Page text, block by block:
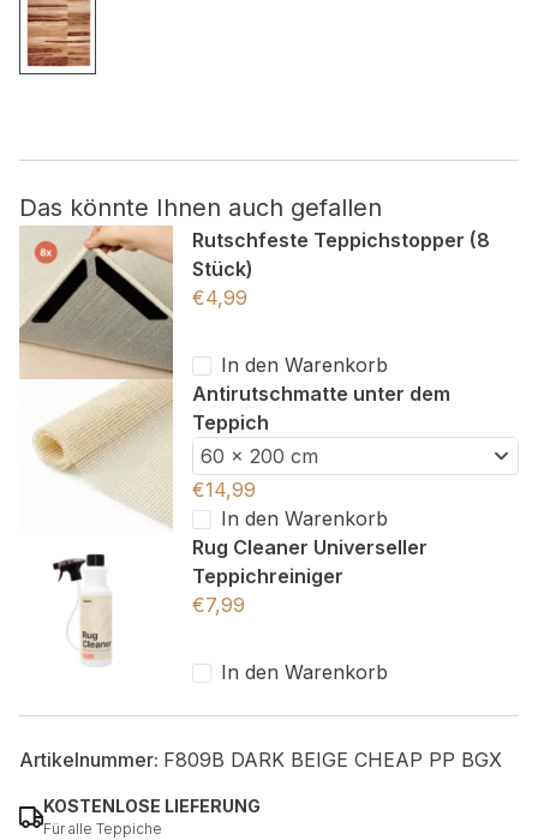
Das könnte Ihnen auch gefallen
Rutschfeste Teppichstopper (8
Stück)
€4,99
In den Warenkorb
Antirutschmatte unter dem
Teppich
60 x 200 cm
€14,99
In den Warenkorb
Rug Cleaner Universeller
Teppichreiniger
€7,99
In den Warenkorb
Artikelnummer: F809B DARK BEIGE CHEAP PP BGX
KOSTENLOSE LIEFERUNG
Für alle Teppiche
Nicht kategorisiert.
Andere nicht kategorisierte Cookies sind solche, die
Meine Einstellungen speichern
Alle akzeptieren